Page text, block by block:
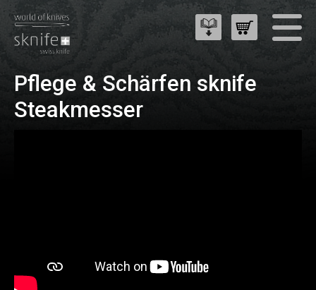
Pflege & Schärfen sknife
Steakmesser